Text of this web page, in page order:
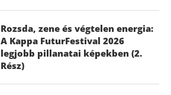
Rozsda, zene és végtelen energia:
A Kappa FuturFestival 2026
legjobb pillanatai képekben (2.
Rész)